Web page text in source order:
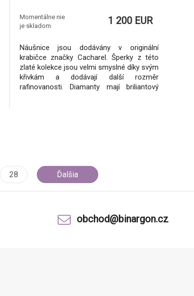
váha: 4.00g
Momentálne nie
je skladom
1 200 EUR
Náušnice jsou dodávány v originální
krabičce značky Cacharel. Šperky z této
zlaté kolekce jsou velmi smyslné díky svým
křivkám a dodávají další rozměr
rafinovanosti. Diamanty mají briliantový
28 Ďalšia
obchod@binargon.cz